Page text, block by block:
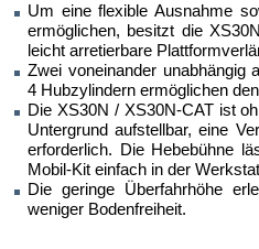
Um eine flexible Ausnahme
ermöglichen, besitzt die
leicht arretierbare
Zwei voneinander unabhängig
4 Hubzylindern ermöglichen
Die XS30N / XS30N-CAT ist
Untergrund aufstellbar, eine
erforderlich. Die Hebebühne
Mobil-Kit einfach in der
Die geringe Überfahrhöhe
weniger Bodenfreiheit.